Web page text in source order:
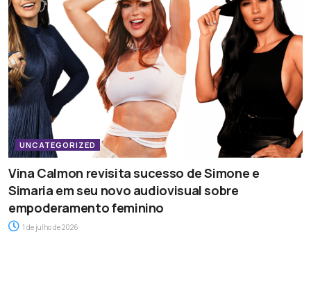
UNCATEGORIZED
Vina Calmon revisita sucesso de Simone e
Simaria em seu novo audiovisual sobre
empoderamento feminino
1 de julho de 2026